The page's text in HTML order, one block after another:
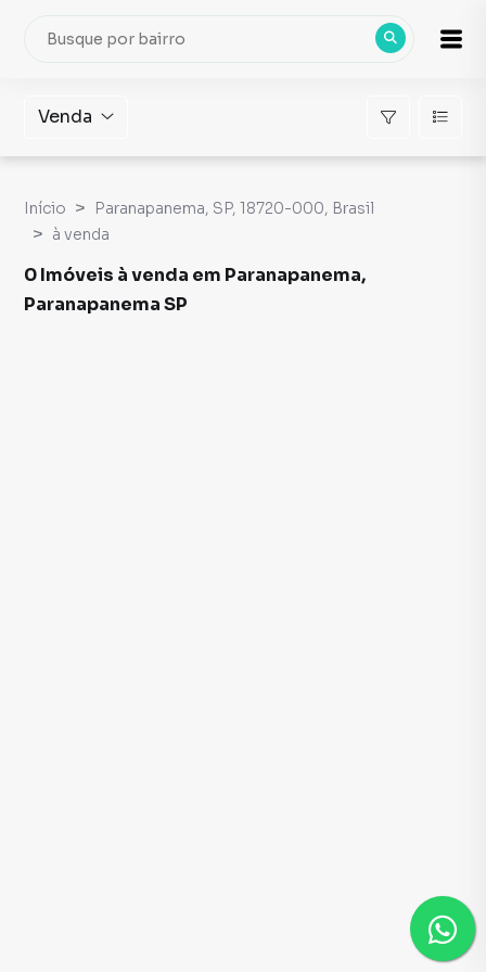
Venda
Início
Paranapanema, SP, 18720-000, Brasil
à venda
0 Imóveis à venda em Paranapanema,
Paranapanema SP